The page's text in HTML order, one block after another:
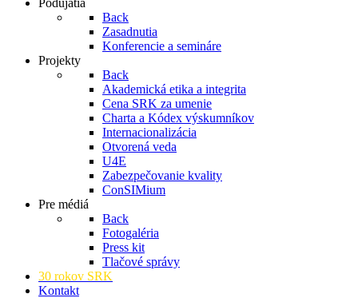
Podujatia
Back
Zasadnutia
Konferencie a semináre
Projekty
Back
Akademická etika a integrita
Cena SRK za umenie
Charta a Kódex výskumníkov
Internacionalizácia
Otvorená veda
U4E
Zabezpečovanie kvality
ConSIMium
Pre médiá
Back
Fotogaléria
Press kit
Tlačové správy
30 rokov SRK
Kontakt